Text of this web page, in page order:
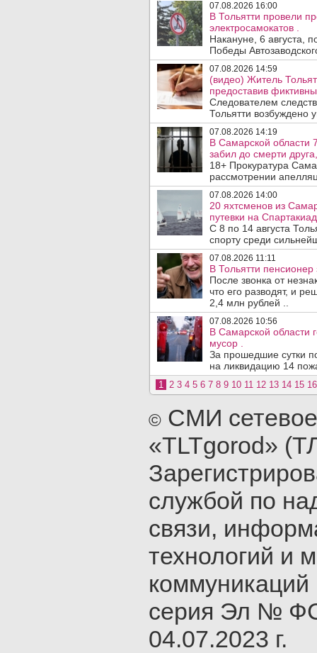
07.08.2026 16:00
В Тольятти провели
электросамокатов .
Накануне, 6 августа,
Победы
07.08.2026 14:59
(видео) Житель
предоставив
Следователем
Тольятти возбуждено
07.08.2026 14:19
В Самарской области
забил до смерти
18+ Прокуратура
рассмотрении
07.08.2026 14:00
20 яхтсменов из
путевки на
С 8 по 14 августа
спорту среди
07.08.2026 11:11
В Тольятти
После звонка от
что его разводят, и
2,4 млн рублей ..
07.08.2026 10:56
В Самарской области
мусор .
За прошедшие сутки
на ликвидацию 14
1 2 3 4 5 6 7 8 9 10 11 12 13 14 15 16
© СМИ
«TLTgorod»
службой по
связи,
технологий и
серия Эл №
04.07.2023 г.